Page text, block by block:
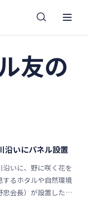
友の
いにパネル設置
いに、野に咲く花を
るホタルや自然環境
会長）が設置したも
ルには、写真と名